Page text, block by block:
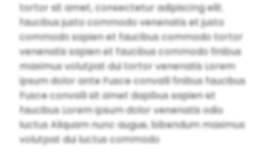
tortor sit amet, consectetur adipiscing elit.
faucibus justo commodo venenatis et justo
commodo sapien et faucibus commodo tortor
venenatis sapien et faucibus commodo finibus
maximus volutpat dui tortor venenatis Lorem
ipsum dolor ante Fusce convalli finibus faucibus
Fusce convalli sit amet dapibus sapien et
faucibus Lorem ipsum dolor venenatis odio
luctus Aliquam nunc augue, bibendum maximus
volutpat dui luctus commodo